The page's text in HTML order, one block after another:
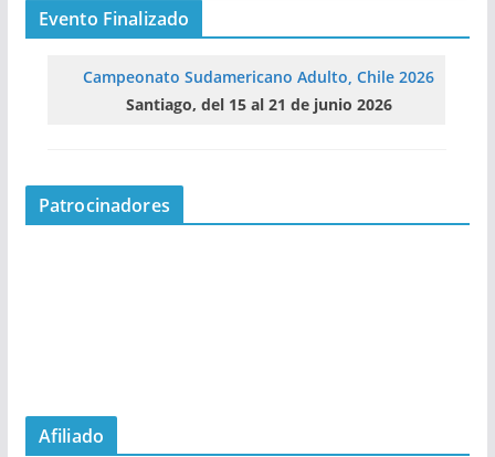
Evento Finalizado
Campeonato Sudamericano Adulto, Chile 2026
Santiago, del 15 al 21 de junio 2026
Patrocinadores
Afiliado